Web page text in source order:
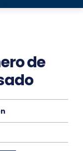
de